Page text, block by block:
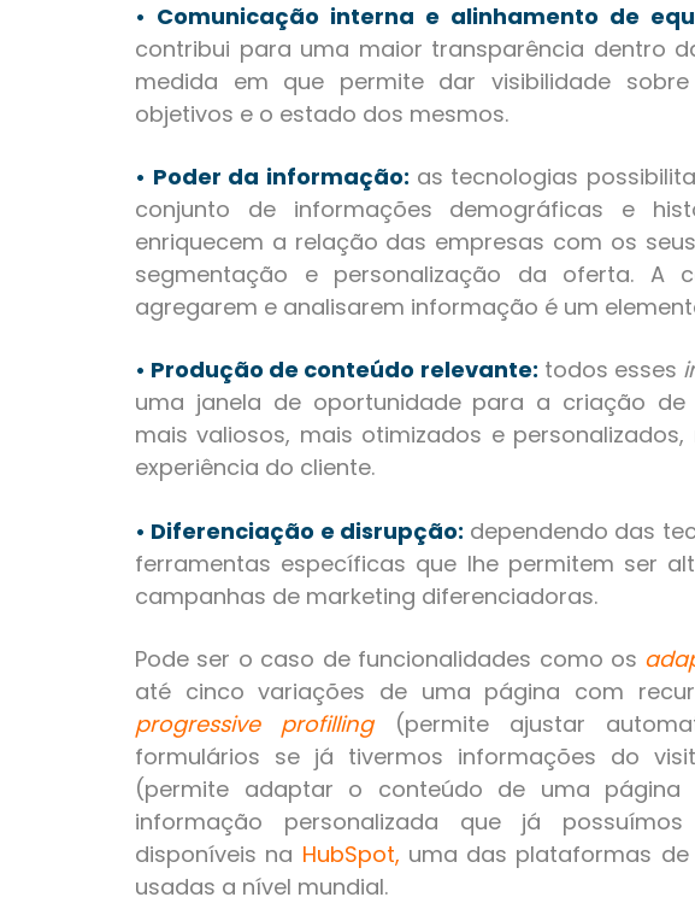
• Comunicação interna e alinhamento de
contribui para uma maior transparência dentro
medida em que permite dar visibilidade
objetivos e o estado dos mesmos.
• Poder da informação: as tecnologias
conjunto de informações demográficas e
enriquecem a relação das empresas com os
segmentação e personalização da oferta. A
agregarem e analisarem informação é um
• Produção de conteúdo relevante: todos esses
uma janela de oportunidade para a criação de
mais valiosos, mais otimizados e
experiência do cliente.
• Diferenciação e disrupção: dependendo das
ferramentas específicas que lhe permitem ser
campanhas de marketing diferenciadoras.
Pode ser o caso de funcionalidades como os
até cinco variações de uma página com
progressive profilling(permite ajustar
formulários se já tivermos informações do
(permite adaptar o conteúdo de uma
informação personalizada que já
disponíveis na HubSpot, uma das plataformas de
usadas a nível mundial.